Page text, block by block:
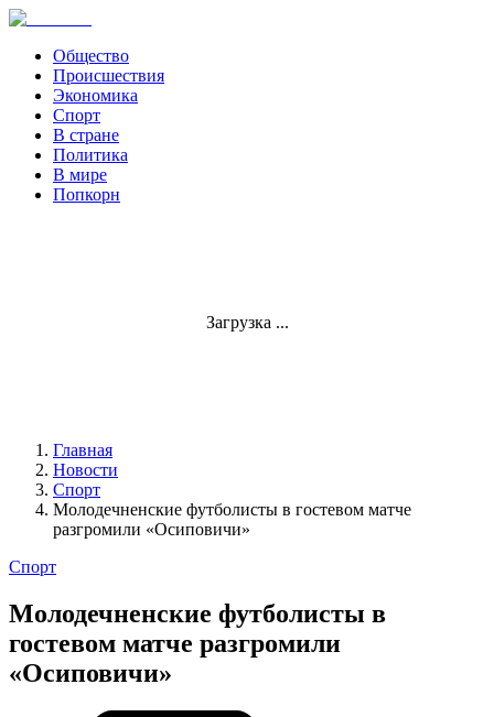
Общество
Происшествия
Экономика
Спорт
В стране
Политика
В мире
Попкорн
Загрузка ...
Главная
Новости
Спорт
Молодечненские футболисты в гостевом матче
разгромили «Осиповичи»
Спорт
Молодечненские футболисты в
гостевом матче разгромили
«Осиповичи»